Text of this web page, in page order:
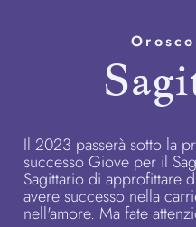
Il 2023 passerà sotto la
successo Giove per il
Sagittario di approfittare
avere successo nella
nell'amore. Ma fate